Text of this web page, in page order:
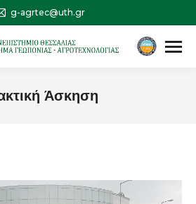
g-agrtec@uth.gr
Άσκηση